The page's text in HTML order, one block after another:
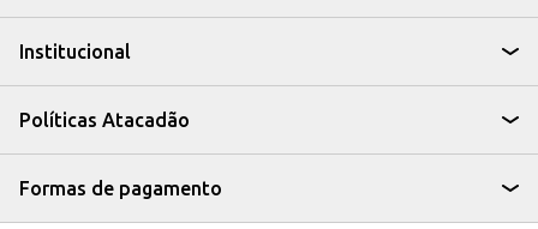
Institucional
Políticas Atacadão
Formas de pagamento